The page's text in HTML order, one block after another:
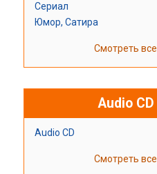
Сериал
Юмор, Сатира
Смотреть все
Audio CD
Audio CD
Смотреть все